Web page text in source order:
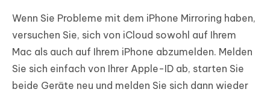
Wenn Sie Probleme mit dem iPhone Mirroring haben,
versuchen Sie, sich von iCloud sowohl auf Ihrem
Mac als auch auf Ihrem iPhone abzumelden. Melden
Sie sich einfach von Ihrer Apple-ID ab, starten Sie
beide Geräte neu und melden Sie sich dann wieder